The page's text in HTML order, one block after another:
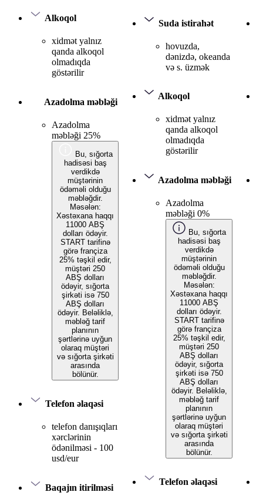
Alkoqol
xidmət yalnız
qanda alkoqol
olmadıqda
göstərilir
Azadolma məbləği
Azadolma
məbləği 25%
Bu, sığorta
hadisəsi baş
verdikdə
müştərinin
ödəməli olduğu
məbləğdir.
Məsələn:
Xəstəxana haqqı
11000 ABŞ
dolları ödəyir.
START tarifinə
görə françiza
25% təşkil edir,
müştəri 250
ABŞ dolları
ödəyir, sığorta
şirkəti isə 750
ABŞ dolları
ödəyir. Beləliklə,
məbləğ tarif
planının
şərtlərinə uyğun
olaraq müştəri
və sığorta şirkəti
arasında
bölünür.
Telefon əlaqəsi
telefon danışıqları
xərclərinin
ödənilməsi - 100
usd/eur
Baqajın itirilməsi
Suda istirahət
hovuzda,
dənizdə, okeanda
və s. üzmək
Alkoqol
xidmət yalnız
qanda alkoqol
olmadıqda
göstərilir
Azadolma məbləği
Azadolma
məbləği 0%
Bu, sığorta
hadisəsi baş
verdikdə
müştərinin
ödəməli olduğu
məbləğdir.
Məsələn:
Xəstəxana haqqı
11000 ABŞ
dolları ödəyir.
START tarifinə
görə françiza
25% təşkil edir,
müştəri 250
ABŞ dolları
ödəyir, sığorta
şirkəti isə 750
ABŞ dolları
ödəyir. Beləliklə,
məbləğ tarif
planının
şərtlərinə uyğun
olaraq müştəri
və sığorta şirkəti
arasında
bölünür.
Telefon əlaqəsi